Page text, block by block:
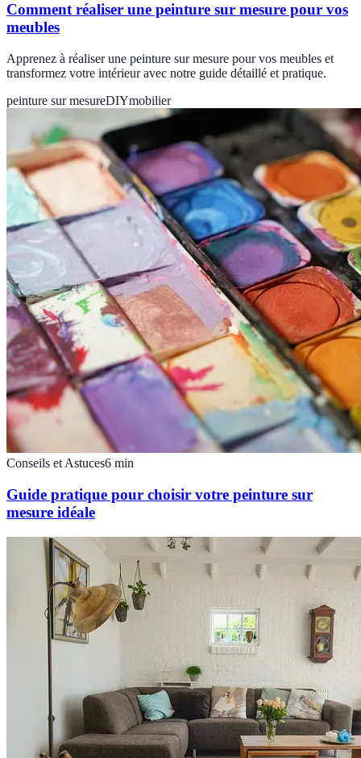
Comment réaliser une peinture sur mesure pour vos
meubles
Apprenez à réaliser une peinture sur mesure pour vos meubles et
transformez votre intérieur avec notre guide détaillé et pratique.
peinture sur mesureDIYmobilier
Conseils et Astuces6 min
Guide pratique pour choisir votre peinture sur
mesure idéale